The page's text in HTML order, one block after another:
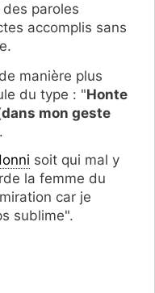
paroles
accomplis sans
manière plus
du type : "Honte
mon geste
soit qui mal y
la femme du
car je
sublime".